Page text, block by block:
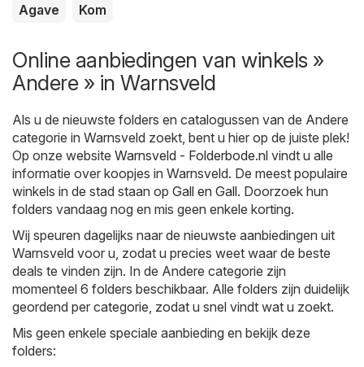
Agave
Kom
Online aanbiedingen van winkels »
Andere » in Warnsveld
Als u de nieuwste folders en catalogussen van de Andere
categorie in Warnsveld zoekt, bent u hier op de juiste plek!
Op onze website Warnsveld - Folderbode.nl vindt u alle
informatie over koopjes in Warnsveld. De meest populaire
winkels in de stad staan op Gall en Gall. Doorzoek hun
folders vandaag nog en mis geen enkele korting.
Wij speuren dagelijks naar de nieuwste aanbiedingen uit
Warnsveld voor u, zodat u precies weet waar de beste
deals te vinden zijn. In de Andere categorie zijn
momenteel 6 folders beschikbaar. Alle folders zijn duidelijk
geordend per categorie, zodat u snel vindt wat u zoekt.
Mis geen enkele speciale aanbieding en bekijk deze
folders: